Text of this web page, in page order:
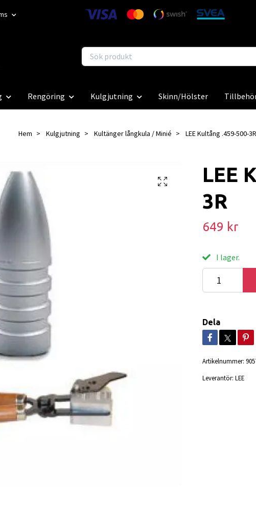
Rengöring Kulgjutning Skinn/Hölster
Hem Kulgjutning Kultänger långkula / Minié LEE Kultång .459-500-3R
LEE
3R
649 kr
I lager.
Dela
Artikelnummer:
Leverantör: LEE